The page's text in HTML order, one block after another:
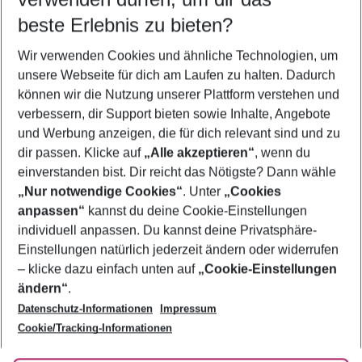
5-8 Nächte
2 Erwachsene Keine Kinder
Mehr Filter anzeigen
Footer
Footer navigation
Über uns
AGB
Bestpreisgarantie
Cookie-Einstellungen ändern
Cookie-Richtlinie
Agenturbetreuung
Barrierefreies Reisen
Folge uns
beste Erlebnis zu bieten?
Wir verwenden Cookies und ähnliche Technologien, um
unsere Webseite für dich am Laufen zu halten. Dadurch
können wir die Nutzung unserer Plattform verstehen und
verbessern, dir Support bieten sowie Inhalte, Angebote
und Werbung anzeigen, die für dich relevant sind und zu
dir passen. Klicke auf „Alle akzeptieren“, wenn du
einverstanden bist. Dir reicht das Nötigste? Dann wähle
„Nur notwendige Cookies“. Unter „Cookies
anpassen“ kannst du deine Cookie-Einstellungen
individuell anpassen. Du kannst deine Privatsphäre-
Einstellungen natürlich jederzeit ändern oder widerrufen
– klicke dazu einfach unten auf „Cookie-Einstellungen
ändern“.
Datenschutz-Informationen
Impressum
Cookie/Tracking-Informationen